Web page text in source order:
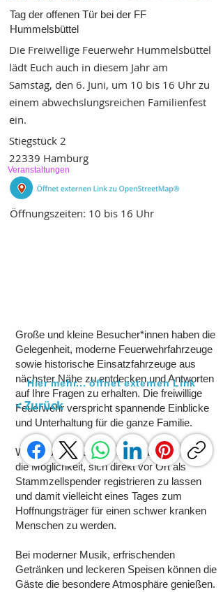
Tag der offenen Tür bei der FF
Hummelsbüttel
Die Freiwellige Feuerwehr Hummelsbüttel
lädt Euch auch in diesem Jahr am
Samstag, den 6. Juni, um 10 bis 16 Uhr zu
einem abwechslungsreichen Familienfest
ein.
Veranstaltungen
Stiegstück 2
22339 Hamburg
Öffnungszeiten: 10 bis 16 Uhr
Große und kleine Besucher*innen haben die
Gelegenheit, moderne Feuerwehrfahrzeuge
sowie historische Einsatzfahrzeuge aus
nächster Nähe zu entdecken und Antworten
auf Ihre Fragen zu erhalten. Die freiwillige
Feuerwehr verspricht spannende Einblicke
und Unterhaltung für die ganze Familie.
Wer Leben retten möchte, hat hier erstmals
die Möglichkeit, sich direkt vor Ort als
Stammzellspender registrieren zu lassen
und damit vielleicht eines Tages zum
Hoffnungsträger für einen schwer kranken
Menschen zu werden.
Bei moderner Musik, erfrischenden
Getränken und leckeren Speisen können die
Gäste die besondere Atmosphäre genießen.
Hier mehr... öffnet externen Link
< Zurück